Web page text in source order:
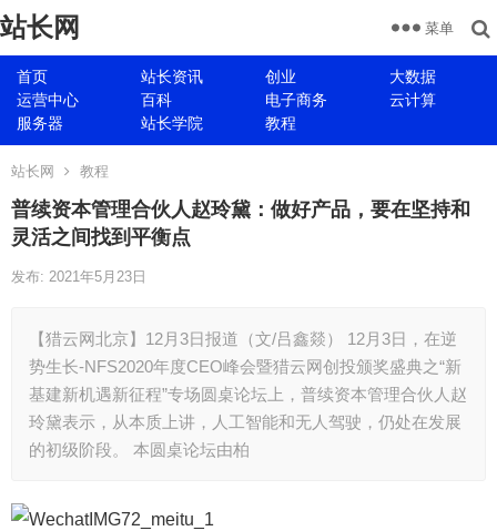
站长网
首页 站长资讯 创业
大数据
运营中心
百科 电子商务
云计算
服务器
站长学院 教程
菜单
站长网 教程
普续资本管理合伙人赵玲黛：做好产品，要在坚持和
灵活之间找到平衡点
发布: 2021年5月23日
【猎云网北京】12月3日报道（文/吕鑫燚） 12月3日，在逆
势生长-NFS2020年度CEO峰会暨猎云网创投颁奖盛典之“新
基建新机遇新征程”专场圆桌论坛上，普续资本管理合伙人赵
玲黛表示，从本质上讲，人工智能和无人驾驶，仍处在发展
的初级阶段。 本圆桌论坛由柏